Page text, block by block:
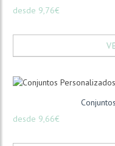
desde 9,76€
desde 9,66€